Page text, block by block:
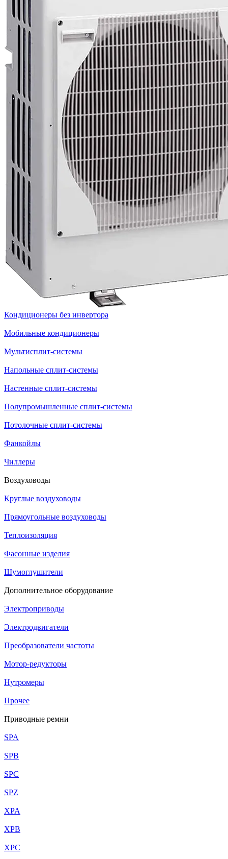
Кондиционеры без инвертора
Мобильные кондиционеры
Мультисплит-системы
Напольные сплит-системы
Настенные сплит-системы
Полупромышленные сплит-системы
Потолочные сплит-системы
Фанкойлы
Чиллеры
Воздуховоды
Круглые воздуховоды
Прямоугольные воздуховоды
Теплоизоляция
Фасонные изделия
Шумоглушители
Дополнительное оборудование
Электроприводы
Электродвигатели
Преобразователи частоты
Мотор-редукторы
Нутромеры
Прочее
Приводные ремни
SPA
SPB
SPC
SPZ
XPA
XPB
XPC